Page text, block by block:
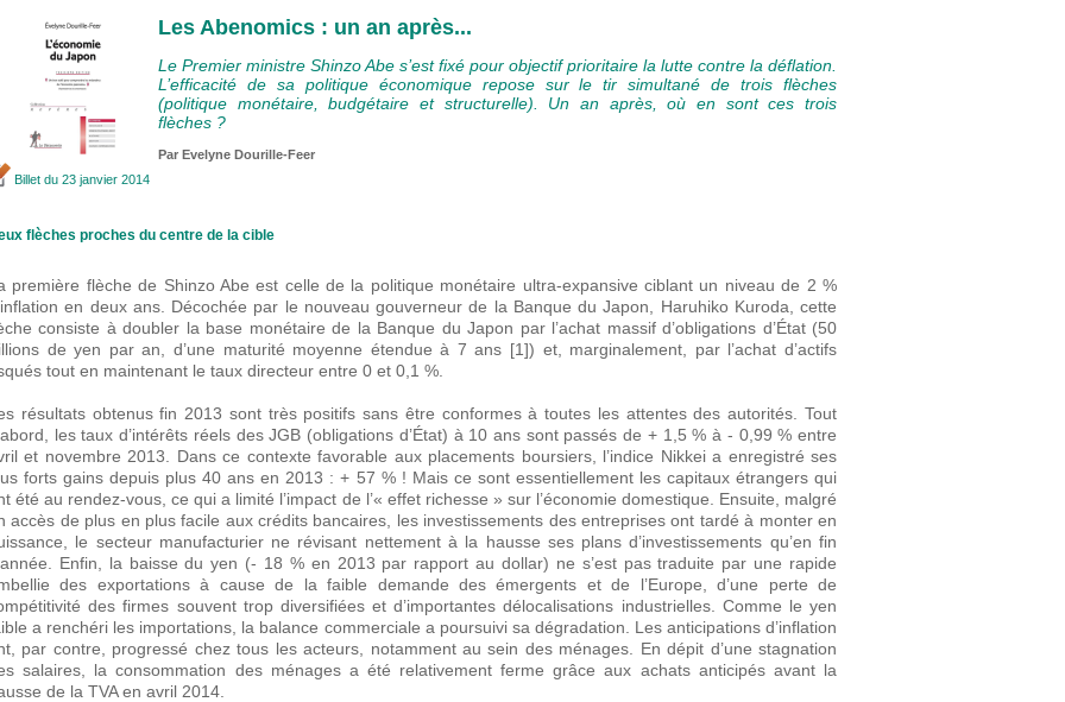
Les Abenomics : un an après...
Le Premier ministre Shinzo Abe s’est fixé pour objectif prioritaire la lutte contre la déflation.
L’efficacité de sa politique économique repose sur le tir simultané de trois flèches
(politique monétaire, budgétaire et structurelle). Un an après, où en sont ces trois
flèches ?
Par Evelyne Dourille-Feer
Billet du 23 janvier 2014
flèches proches du centre de la cible
première flèche de Shinzo Abe est celle de la politique monétaire ultra-expansive ciblant un niveau de 2 %
en deux ans. Décochée par le nouveau gouverneur de la Banque du Japon, Haruhiko Kuroda, cette
consiste à doubler la base monétaire de la Banque du Japon par l’achat massif d’obligations d’État (50
de yen par an, d’une maturité moyenne étendue à 7 ans [1]) et, marginalement, par l’achat d’actifs
tout en maintenant le taux directeur entre 0 et 0,1 %.
résultats obtenus fin 2013 sont très positifs sans être conformes à toutes les attentes des autorités. Tout
les taux d’intérêts réels des JGB (obligations d’État) à 10 ans sont passés de + 1,5 % à - 0,99 % entre
et novembre 2013. Dans ce contexte favorable aux placements boursiers, l’indice Nikkei a enregistré ses
forts gains depuis plus 40 ans en 2013 : + 57 % ! Mais ce sont essentiellement les capitaux étrangers qui
été au rendez-vous, ce qui a limité l’impact de l’« effet richesse » sur l’économie domestique. Ensuite, malgré
accès de plus en plus facile aux crédits bancaires, les investissements des entreprises ont tardé à monter en
le secteur manufacturier ne révisant nettement à la hausse ses plans d’investissements qu’en fin
Enfin, la baisse du yen (- 18 % en 2013 par rapport au dollar) ne s’est pas traduite par une rapide
des exportations à cause de la faible demande des émergents et de l’Europe, d’une perte de
des firmes souvent trop diversifiées et d’importantes délocalisations industrielles. Comme le yen
a renchéri les importations, la balance commerciale a poursuivi sa dégradation. Les anticipations d’inflation
par contre, progressé chez tous les acteurs, notamment au sein des ménages. En dépit d’une stagnation
salaires, la consommation des ménages a été relativement ferme grâce aux achats anticipés avant la
de la TVA en avril 2014.